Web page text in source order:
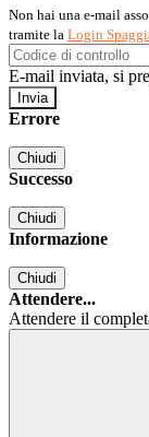
Non hai una e-mail
tramite la Login
E-mail inviata, si
Errore
Chiudi
Successo
Chiudi
Informazione
Chiudi
Attendere...
Attendere il